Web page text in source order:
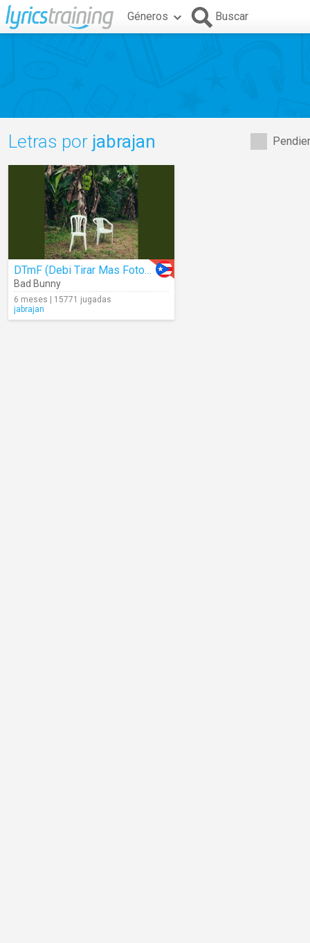
Géneros Buscar
Letras por jabrajan
DTmF (Debi Tirar Mas Fotos) (Audio)
Bad Bunny
6 meses | 15771 jugadas
jabrajan